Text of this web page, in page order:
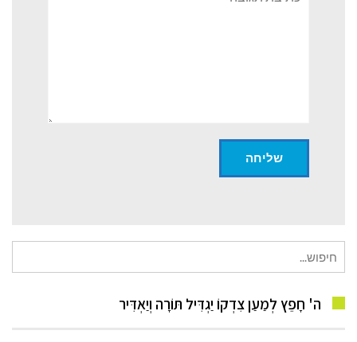
עבור:
ה' חָפֵץ לְמַעַן צִדְקוֹ יַגְדִּיל תּוֹרָה וְיַאְדִּיר